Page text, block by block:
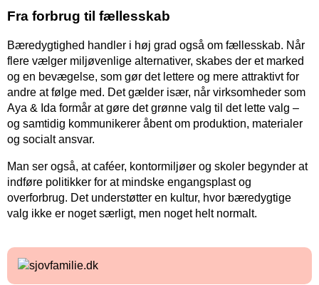
Fra forbrug til fællesskab
Bæredygtighed handler i høj grad også om fællesskab. Når
flere vælger miljøvenlige alternativer, skabes der et marked
og en bevægelse, som gør det lettere og mere attraktivt for
andre at følge med. Det gælder især, når virksomheder som
Aya & Ida formår at gøre det grønne valg til det lette valg –
og samtidig kommunikerer åbent om produktion, materialer
og socialt ansvar.
Man ser også, at caféer, kontormiljøer og skoler begynder at
indføre politikker for at mindske engangsplast og
overforbrug. Det understøtter en kultur, hvor bæredygtige
valg ikke er noget særligt, men noget helt normalt.